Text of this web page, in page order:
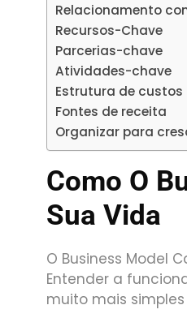
Relacionamento
Recursos-Chave
Parcerias-chave
Atividades-chave
Estrutura de custos
Fontes de receita
Organizar para
Como O
Sua Vida
O Business Model
Entender a
muito mais